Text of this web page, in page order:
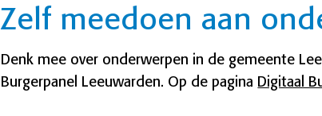
Zelf meedoen aan
Denk mee over onderwerpen in de gemeente
Burgerpanel Leeuwarden. Op de pagina Digitaal